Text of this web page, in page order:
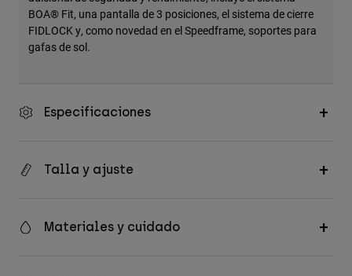
BOA® Fit, una pantalla de 3 posiciones, el sistema de cierre
FIDLOCK y, como novedad en el Speedframe, soportes para
gafas de sol.
Especificaciones
Talla y ajuste
Materiales y cuidado